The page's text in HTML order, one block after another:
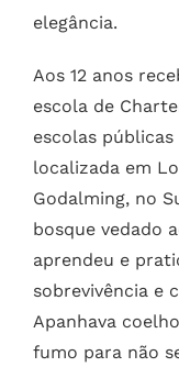
elegância.
Aos 12 anos
escola de
escolas
localizada em
Godalming, no
bosque vedado
aprendeu e
sobrevivência e
Apanhava
fumo para não